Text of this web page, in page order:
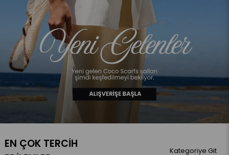
EN ÇOK TERCIH
Kategoriye Git